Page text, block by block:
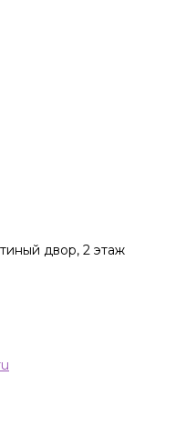
двор, 2 этаж